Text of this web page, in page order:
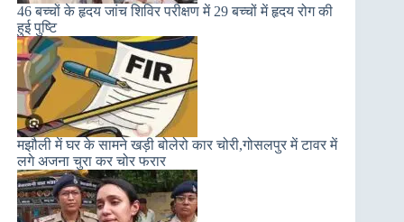
46 बच्चों के हृदय जांच शिविर परीक्षण में 29 बच्चों में हृदय रोग की
हुई पुष्टि
मझौली में घर के सामने खड़ी बोलेरो कार चोरी,गोसलपुर में टावर में
लगे अजना चुरा कर चोर फरार